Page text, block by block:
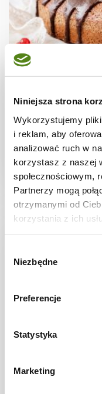
Niniejsza strona
Wykorzystujemy
i reklam, aby
analizować ruch w
korzystasz z naszej
społecznościowym,
Partnerzy mogą
otrzymanymi od
korzystania z ich
zgody
Niezbędne
Preferencje
Statystyka
Marketing
Murzynek bez
czekoladowe
1
DESERY